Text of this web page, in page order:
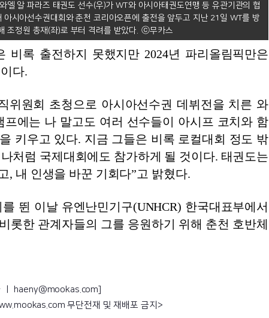
엘 알 파라즈 태권도 선수(우)가 WT와 아시아태권도연맹 등 유관기관의 협
아시아선수권대회와 춘천 코리아오픈에 출전을 앞두고 지난 21일 WT를 방
조정원 총재(좌)로 부터 격려를 받았다.
비록 출전하지 못했지만 2024년 파리올림픽만은
다.
위원회 초청으로 아시아선수권 데뷔전을 치른 와
프에는 나 말고도 여러 선수들이 아시프 코치와 함
키우고 있다. 지금 그들은 비록 로컬대회 정도 밖
처럼 국제대회에도 참가하게 될 것이다. 태권도는
, 내 인생을 바꾼 기회다”고 밝혔다.
뛴 이날 유엔난민기구(UNHCR) 한국대표부에서
롯한 관계자들의 그를 응원하기 위해 춘천 호반체
ㅣ haeny@mookas.com]
무단전재 및 재배포 금지>